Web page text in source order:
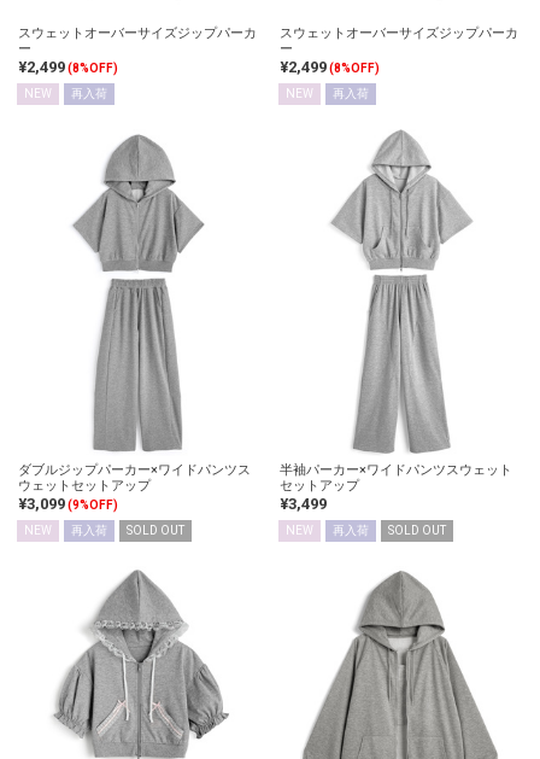
スウェットオーバーサイズジップパーカ
ー
¥2,499(8%OFF)
NEW
再入荷
スウェットオーバーサイズジップパーカ
ー
¥2,499(8%OFF)
NEW
再入荷
ダブルジップパーカー×ワイドパンツス
ウェットセットアップ
¥3,099(9%OFF)
NEW
再入荷 SOLD OUT
半袖パーカー×ワイドパンツスウェット
セットアップ
¥3,499
NEW 再入荷 SOLD OUT